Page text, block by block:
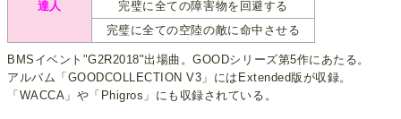
達人
完璧に全ての障害物を回避する
完璧に全ての空陸の敵に命中させる
BMSイベント"G2R2018"出場曲。GOODシリーズ第5作にあたる。
アルバム「GOODCOLLECTION V3」にはExtended版が収録。
「WACCA」や「Phigros」にも収録されている。